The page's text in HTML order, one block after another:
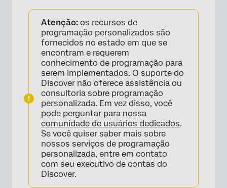
Atenção: os recursos de
programação personalizados são
fornecidos no estado em que se
encontram e requerem
conhecimento de programação para
serem implementados. O suporte do
Discover não oferece assistência ou
consultoria sobre programação
personalizada. Em vez disso, você
pode perguntar para nossa
comunidade de usuários dedicados.
Se você quiser saber mais sobre
nossos serviços de programação
personalizada, entre em contato
com seu executivo de contas do
Discover.